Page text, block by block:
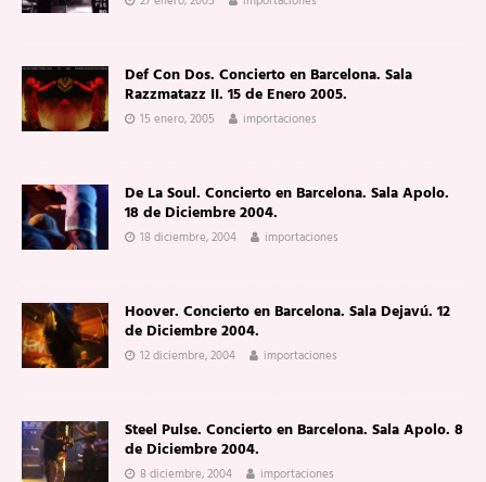
Def Con Dos. Concierto en Barcelona. Sala
Razzmatazz II. 15 de Enero 2005.
15 enero, 2005 importaciones
De La Soul. Concierto en Barcelona. Sala Apolo.
18 de Diciembre 2004.
18 diciembre, 2004 importaciones
Hoover. Concierto en Barcelona. Sala Dejavú. 12
de Diciembre 2004.
12 diciembre, 2004 importaciones
Steel Pulse. Concierto en Barcelona. Sala Apolo. 8
de Diciembre 2004.
8 diciembre, 2004 importaciones